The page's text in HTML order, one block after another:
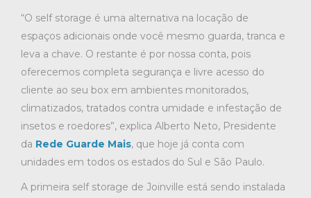
“O self storage é uma alternativa na locação de
espaços adicionais onde você mesmo guarda, tranca e
leva a chave. O restante é por nossa conta, pois
oferecemos completa segurança e livre acesso do
cliente ao seu box em ambientes monitorados,
climatizados, tratados contra umidade e infestação de
insetos e roedores”, explica Alberto Neto, Presidente
da Rede Guarde Mais, que hoje já conta com
unidades em todos os estados do Sul e São Paulo.
A primeira self storage de Joinville está sendo instalada